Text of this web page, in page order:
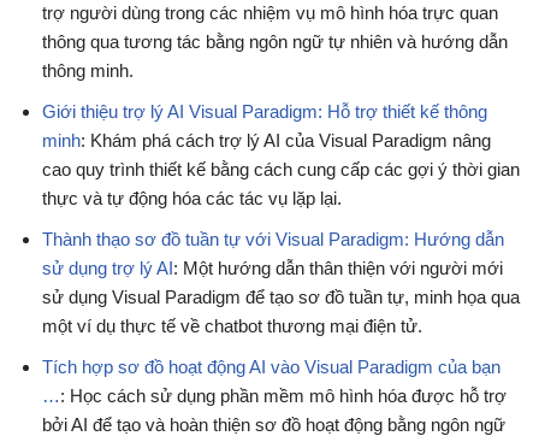
trợ người dùng trong các nhiệm vụ mô hình hóa trực quan
thông qua tương tác bằng ngôn ngữ tự nhiên và hướng dẫn
thông minh.
Giới thiệu trợ lý AI Visual Paradigm: Hỗ trợ thiết kế thông
minh: Khám phá cách trợ lý AI của Visual Paradigm nâng
cao quy trình thiết kế bằng cách cung cấp các gợi ý thời gian
thực và tự động hóa các tác vụ lặp lại.
Thành thạo sơ đồ tuần tự với Visual Paradigm: Hướng dẫn
sử dụng trợ lý AI: Một hướng dẫn thân thiện với người mới
sử dụng Visual Paradigm để tạo sơ đồ tuần tự, minh họa qua
một ví dụ thực tế về chatbot thương mại điện tử.
Tích hợp sơ đồ hoạt động AI vào Visual Paradigm của bạn
…: Học cách sử dụng phần mềm mô hình hóa được hỗ trợ
bởi AI để tạo và hoàn thiện sơ đồ hoạt động bằng ngôn ngữ